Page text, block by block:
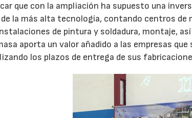
que con la ampliación ha supuesto una
de la más alta tecnología, contando centros
de pintura y soldadura, montaje,
aporta un valor añadido a las empresas
los plazos de entrega de sus